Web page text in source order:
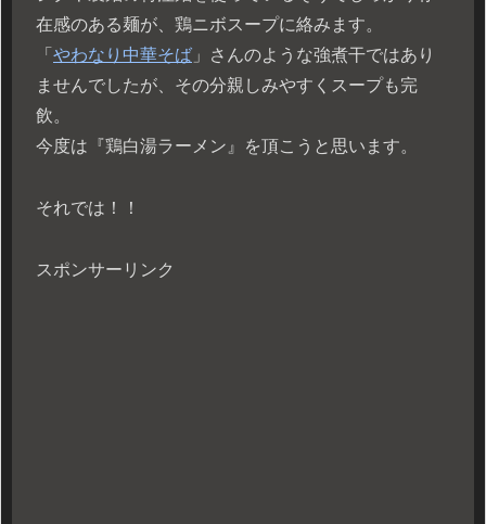
在感のある麺が、鶏ニボスープに絡みます。
「 やわなり中華そば 」さんのような強煮干ではあり
ませんでしたが、その分親しみやすくスープも完
飲。
今度は『鶏白湯ラーメン』を頂こうと思います。
それでは！！
スポンサーリンク